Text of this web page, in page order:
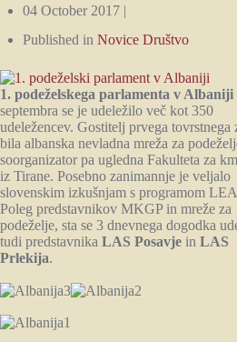
04 October 2017 |
Published in Novice Društvo
1. podeželskega parlamenta v Albaniji
septembra se je udeležilo več kot 350
udeležencev. Gostitelj prvega tovrstnega
bila albanska nevladna mreža za
soorganizator pa ugledna Fakulteta za
iz Tirane. Posebno zanimannje je veljalo
slovenskim izkušnjam s programom
Poleg predstavnikov MKGP in mreže za
podeželje, sta se 3 dnevnega dogodka
tudi predstavnika LAS Posavje in LAS
Prlekija.